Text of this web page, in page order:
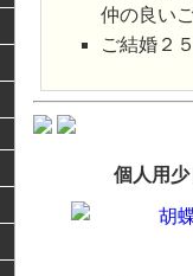
仲の良い
ご結婚２
個人用